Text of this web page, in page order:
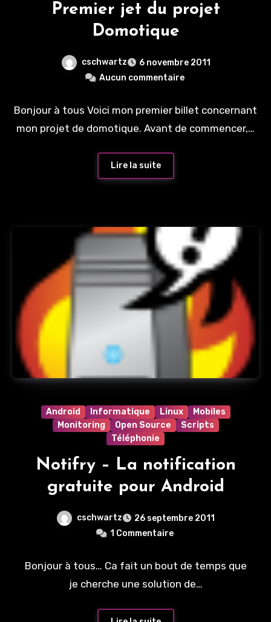
Premier jet du projet
Domotique
cschwartz
6 novembre 2011
Aucun commentaire
Bonjour à tous Voici mon premier billet concernant
mon projet de domotique. Avant de commencer,…
Lire la suite
Android Informatique Linux
Mobiles
Monitoring
Open Source
Scripts
Téléphonie
Notifry – La notification
gratuite pour Android
cschwartz
26 septembre 2011
1 Commentaire
Bonjour à tous… Ca fait un bout de temps que
je cherche une solution de…